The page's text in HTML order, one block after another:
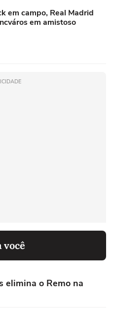
em campo, Real Madrid
em amistoso
você
elimina o Remo na